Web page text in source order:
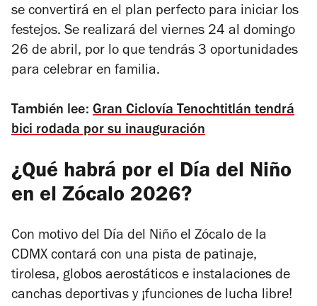
se convertirá en el plan perfecto para iniciar los
festejos. Se realizará del viernes 24 al domingo
26 de abril, por lo que tendrás 3 oportunidades
para celebrar en familia.
También lee: Gran Ciclovía Tenochtitlán tendrá
bici rodada por su inauguración
¿Qué habrá por el Día del Niño
en el Zócalo 2026?
Con motivo del Día del Niño el Zócalo de la
CDMX contará con una pista de patinaje,
tirolesa, globos aerostáticos e instalaciones de
canchas deportivas y ¡funciones de lucha libre!